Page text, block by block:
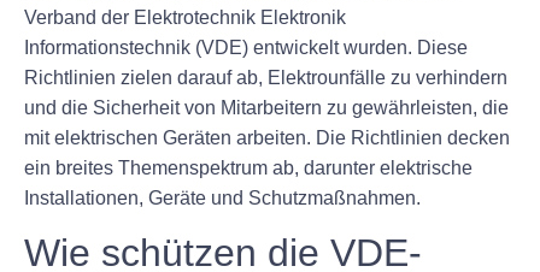
Verband der Elektrotechnik Elektronik
Informationstechnik (VDE) entwickelt wurden. Diese
Richtlinien zielen darauf ab, Elektrounfälle zu verhindern
und die Sicherheit von Mitarbeitern zu gewährleisten, die
mit elektrischen Geräten arbeiten. Die Richtlinien decken
ein breites Themenspektrum ab, darunter elektrische
Installationen, Geräte und Schutzmaßnahmen.
Wie schützen die VDE-